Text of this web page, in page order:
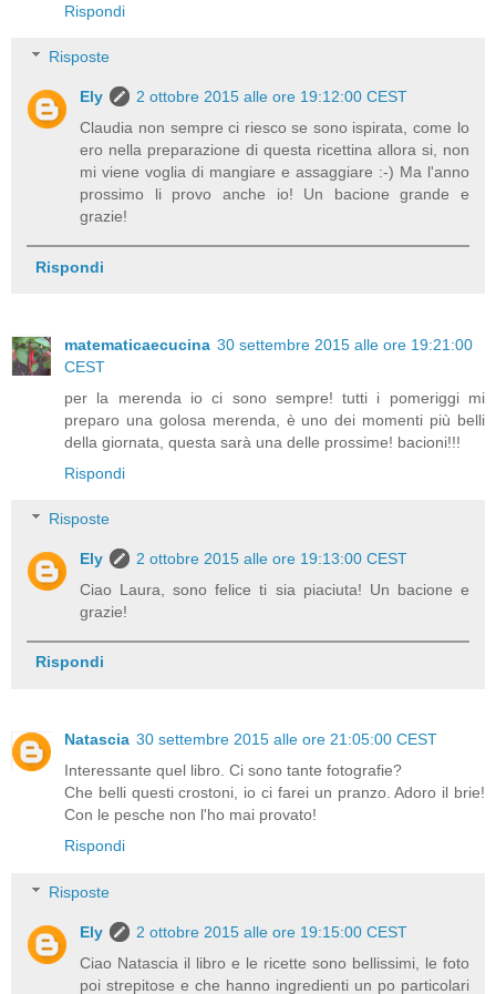
Rispondi
Risposte
Ely
2 ottobre 2015 alle ore 19:12:00 CEST
Claudia non sempre ci riesco se sono ispirata, come lo
ero nella preparazione di questa ricettina allora si, non
mi viene voglia di mangiare e assaggiare :-) Ma l'anno
prossimo li provo anche io! Un bacione grande e
grazie!
Rispondi
matematicaecucina 30 settembre 2015 alle ore 19:21:00
CEST
per la merenda io ci sono sempre! tutti i pomeriggi mi
preparo una golosa merenda, è uno dei momenti più belli
della giornata, questa sarà una delle prossime! bacioni!!!
Rispondi
Risposte
Ely
2 ottobre 2015 alle ore 19:13:00 CEST
Ciao Laura, sono felice ti sia piaciuta! Un bacione e
grazie!
Rispondi
Natascia 30 settembre 2015 alle ore 21:05:00 CEST
Interessante quel libro. Ci sono tante fotografie?
Che belli questi crostoni, io ci farei un pranzo. Adoro il brie!
Con le pesche non l'ho mai provato!
Rispondi
Risposte
Ely
2 ottobre 2015 alle ore 19:15:00 CEST
Ciao Natascia il libro e le ricette sono bellissimi, le foto
poi strepitose e che hanno ingredienti un po particolari